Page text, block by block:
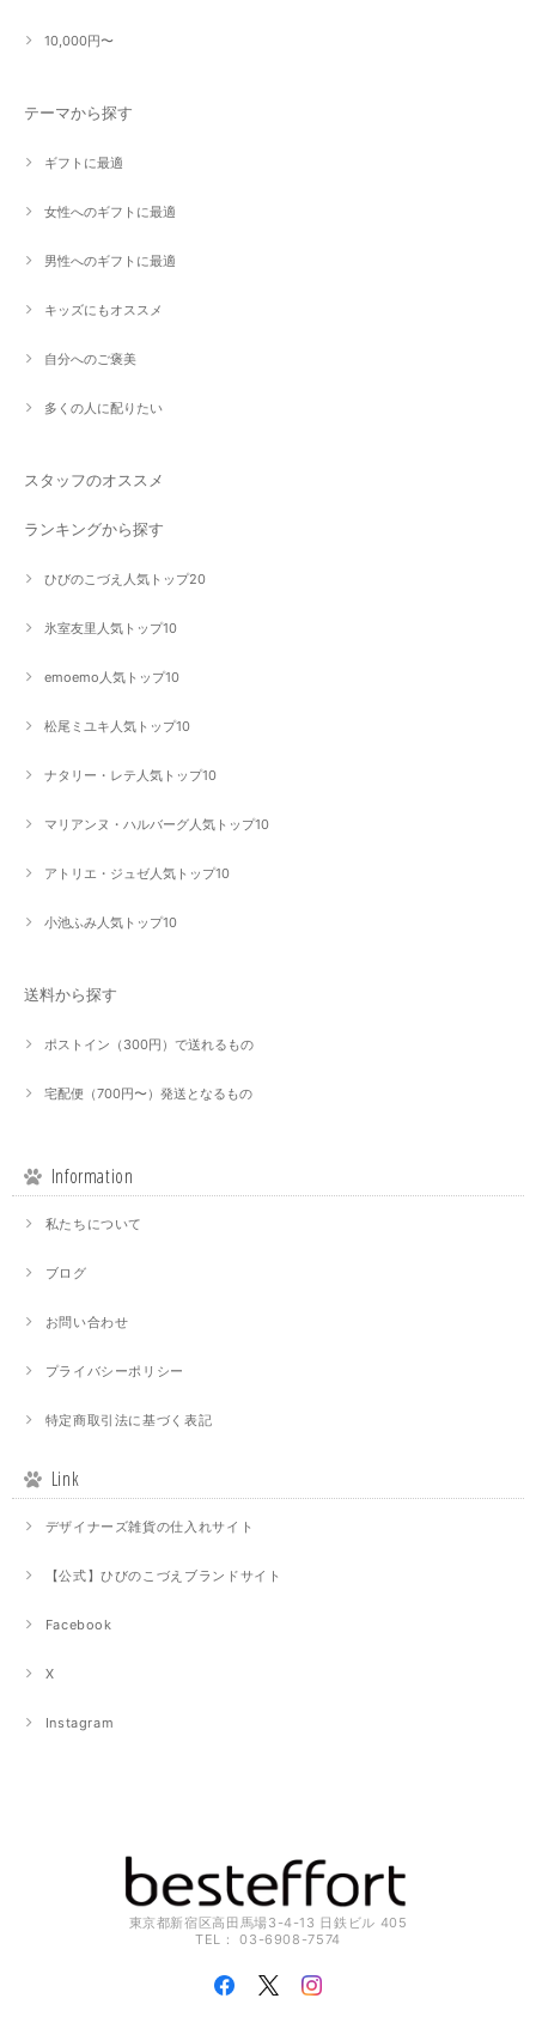
10,000円〜
テーマから探す
ギフトに最適
女性へのギフトに最適
男性へのギフトに最適
キッズにもオススメ
自分へのご褒美
多くの人に配りたい
スタッフのオススメ
ランキングから探す
ひびのこづえ人気トップ20
氷室友里人気トップ10
emoemo人気トップ10
松尾ミユキ人気トップ10
ナタリー・レテ人気トップ10
マリアンヌ・ハルバーグ人気トップ10
アトリエ・ジュゼ人気トップ10
小池ふみ人気トップ10
送料から探す
ポストイン（300円）で送れるもの
宅配便（700円〜）発送となるもの
Information
私たちについて
ブログ
お問い合わせ
プライバシーポリシー
特定商取引法に基づく表記
Link
デザイナーズ雑貨の仕入れサイト
【公式】ひびのこづえブランドサイト
Facebook
X
Instagram
東京都新宿区高田馬場3-4-13 日鉄ビル 405
TEL： 03-6908-7574